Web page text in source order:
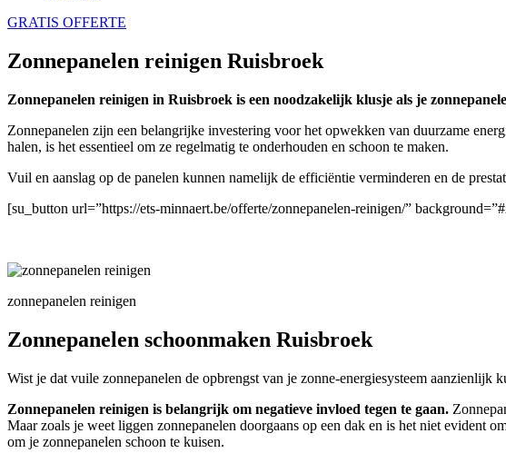
GRATIS OFFERTE
Zonnepanelen reinigen Ruisbroek
Zonnepanelen reinigen in Ruisbroek is een noodzakelijk klusje als je
Zonnepanelen zijn een belangrijke investering voor het opwekken van duurzame
halen, is het essentieel om ze regelmatig te onderhouden en schoon te maken.
Vuil en aanslag op de panelen kunnen namelijk de efficiëntie verminderen en de
[su_button url=”https://ets-minnaert.be/offerte/zonnepanelen-reinigen/”
zonnepanelen reinigen
Zonnepanelen schoonmaken Ruisbroek
Wist je dat vuile zonnepanelen de opbrengst van je zonne-energiesysteem
Zonnepanelen reinigen is belangrijk om negatieve invloed tegen te gaan.
Maar zoals je weet liggen zonnepanelen doorgaans op een dak en is het niet evident
om je zonnepanelen schoon te kuisen.